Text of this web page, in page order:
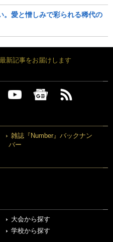
。愛と憎しみで彩られる稀代の
新記事をお届けします
雑誌『Number』バックナン
バー
大会から探す
学校から探す